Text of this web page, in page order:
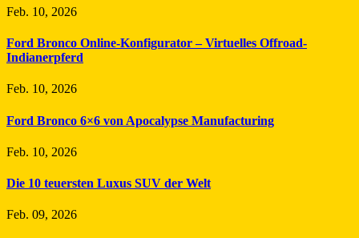
Feb. 10, 2026
Ford Bronco Online-Konfigurator – Virtuelles Offroad-
Indianerpferd
Feb. 10, 2026
Ford Bronco 6×6 von Apocalypse Manufacturing
Feb. 10, 2026
Die 10 teuersten Luxus SUV der Welt
Feb. 09, 2026